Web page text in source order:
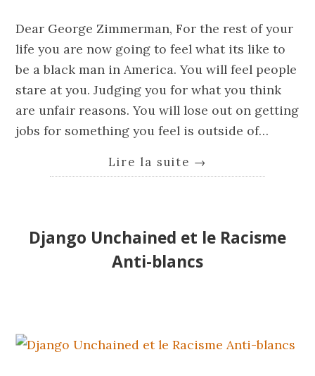
Dear George Zimmerman, For the rest of your
life you are now going to feel what its like to
be a black man in America. You will feel people
stare at you. Judging you for what you think
are unfair reasons. You will lose out on getting
jobs for something you feel is outside of…
Lire la suite →
Django Unchained et le Racisme
Anti-blancs